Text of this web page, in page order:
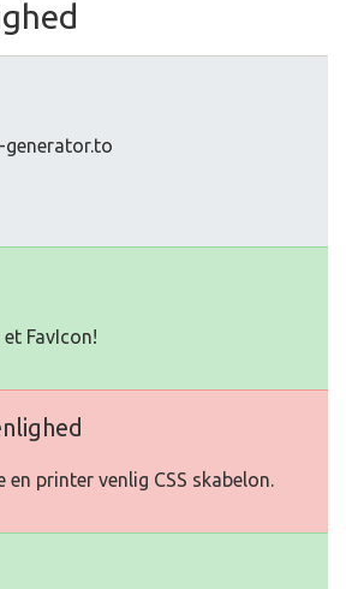
FavIcon!
en printer venlig CSS skabelon.